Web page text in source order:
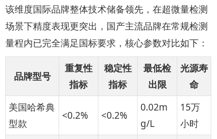
该维度国际品牌整体技术储备领先，在超微量检测
场景下精度表现更突出，国产主流品牌在常规检测
量程内已完全满足国标要求，核心参数对比如下：
品牌型号
重复性
指标
稳定性
指标
最低检
出限
光源寿
命
美国哈希典
型款
<0.2% <0.2%
0.02m
g/L
15万
小时